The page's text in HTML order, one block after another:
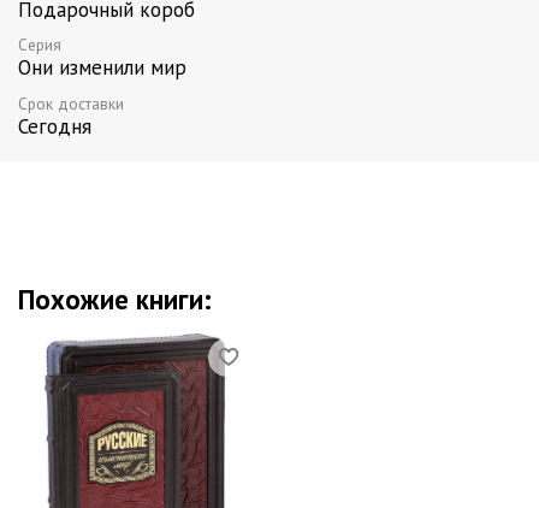
латунь, ручная работа, тонированный обрез
Все книги серии
Подарочный короб
Серия
Они изменили мир
Срок доставки
Сегодня
Похожие книги: